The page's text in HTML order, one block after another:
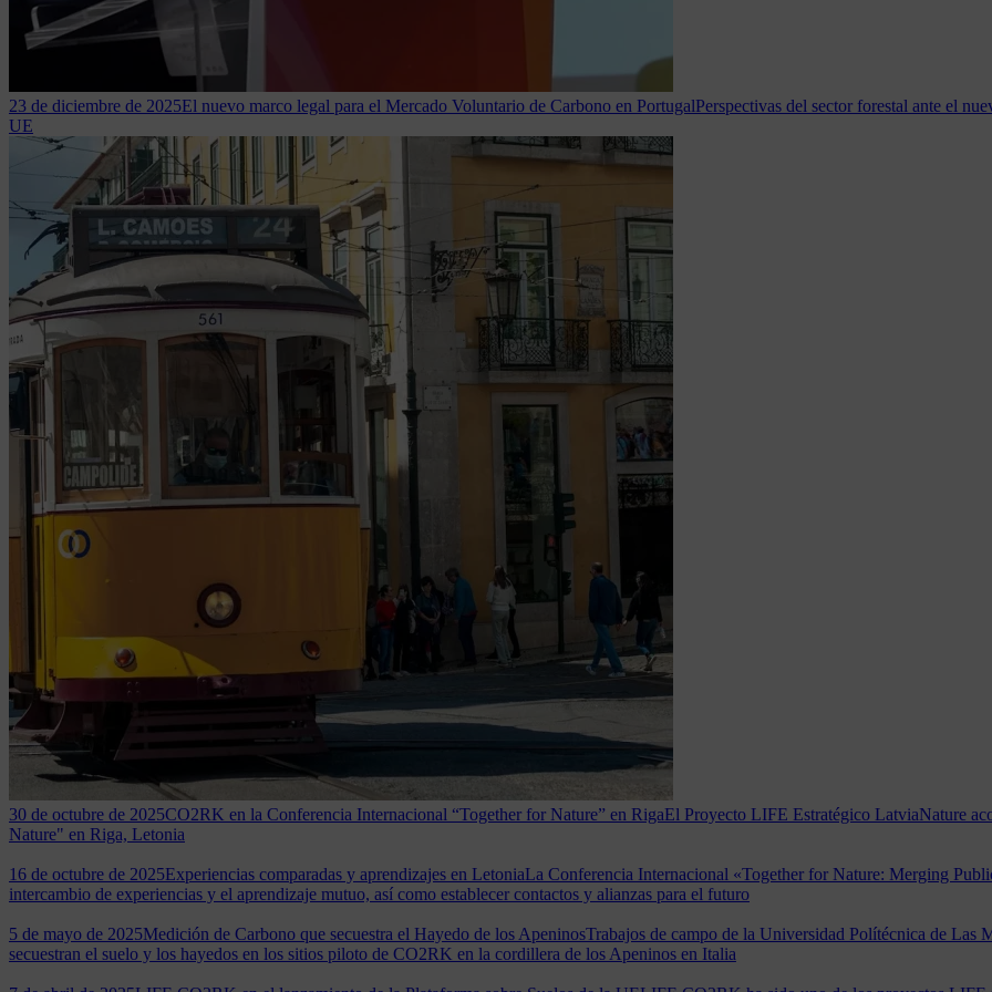
23 de diciembre de 2025El nuevo marco legal para el Mercado Voluntario de Carbono en PortugalPerspectivas del sector forestal ante el
UE
30 de octubre de 2025CO2RK en la Conferencia Internacional “Together for Nature” en RigaEl Proyecto LIFE Estratégico LatviaNature
Nature" en Riga, Letonia
16 de octubre de 2025Experiencias comparadas y aprendizajes en LetoniaLa Conferencia Internacional «Together for Nature: Merging
intercambio de experiencias y el aprendizaje mutuo, así como establecer contactos y alianzas para el futuro
5 de mayo de 2025Medición de Carbono que secuestra el Hayedo de los ApeninosTrabajos de campo de la Universidad Polítécnica de
secuestran el suelo y los hayedos en los sitios piloto de CO2RK en la cordillera de los Apeninos en Italia